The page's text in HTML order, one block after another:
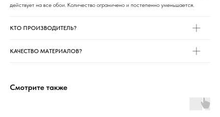
действует на все обои. Количество ограничено и постепенно уменьшается.
КТО ПРОИЗВОДИТЕЛЬ?
КАЧЕСТВО МАТЕРИАЛОВ?
Смотрите также